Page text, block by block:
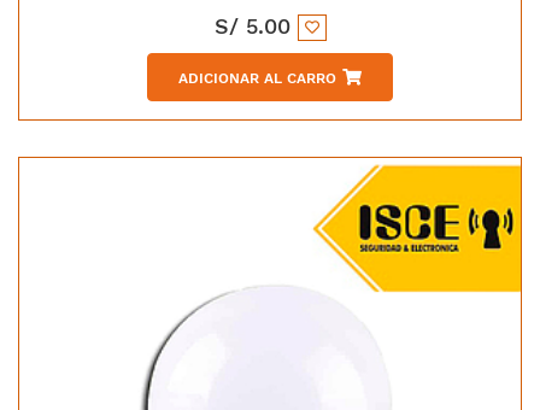
S/ 5.00
ADICIONAR AL CARRO